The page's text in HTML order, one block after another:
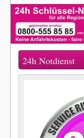
24h Notdienst